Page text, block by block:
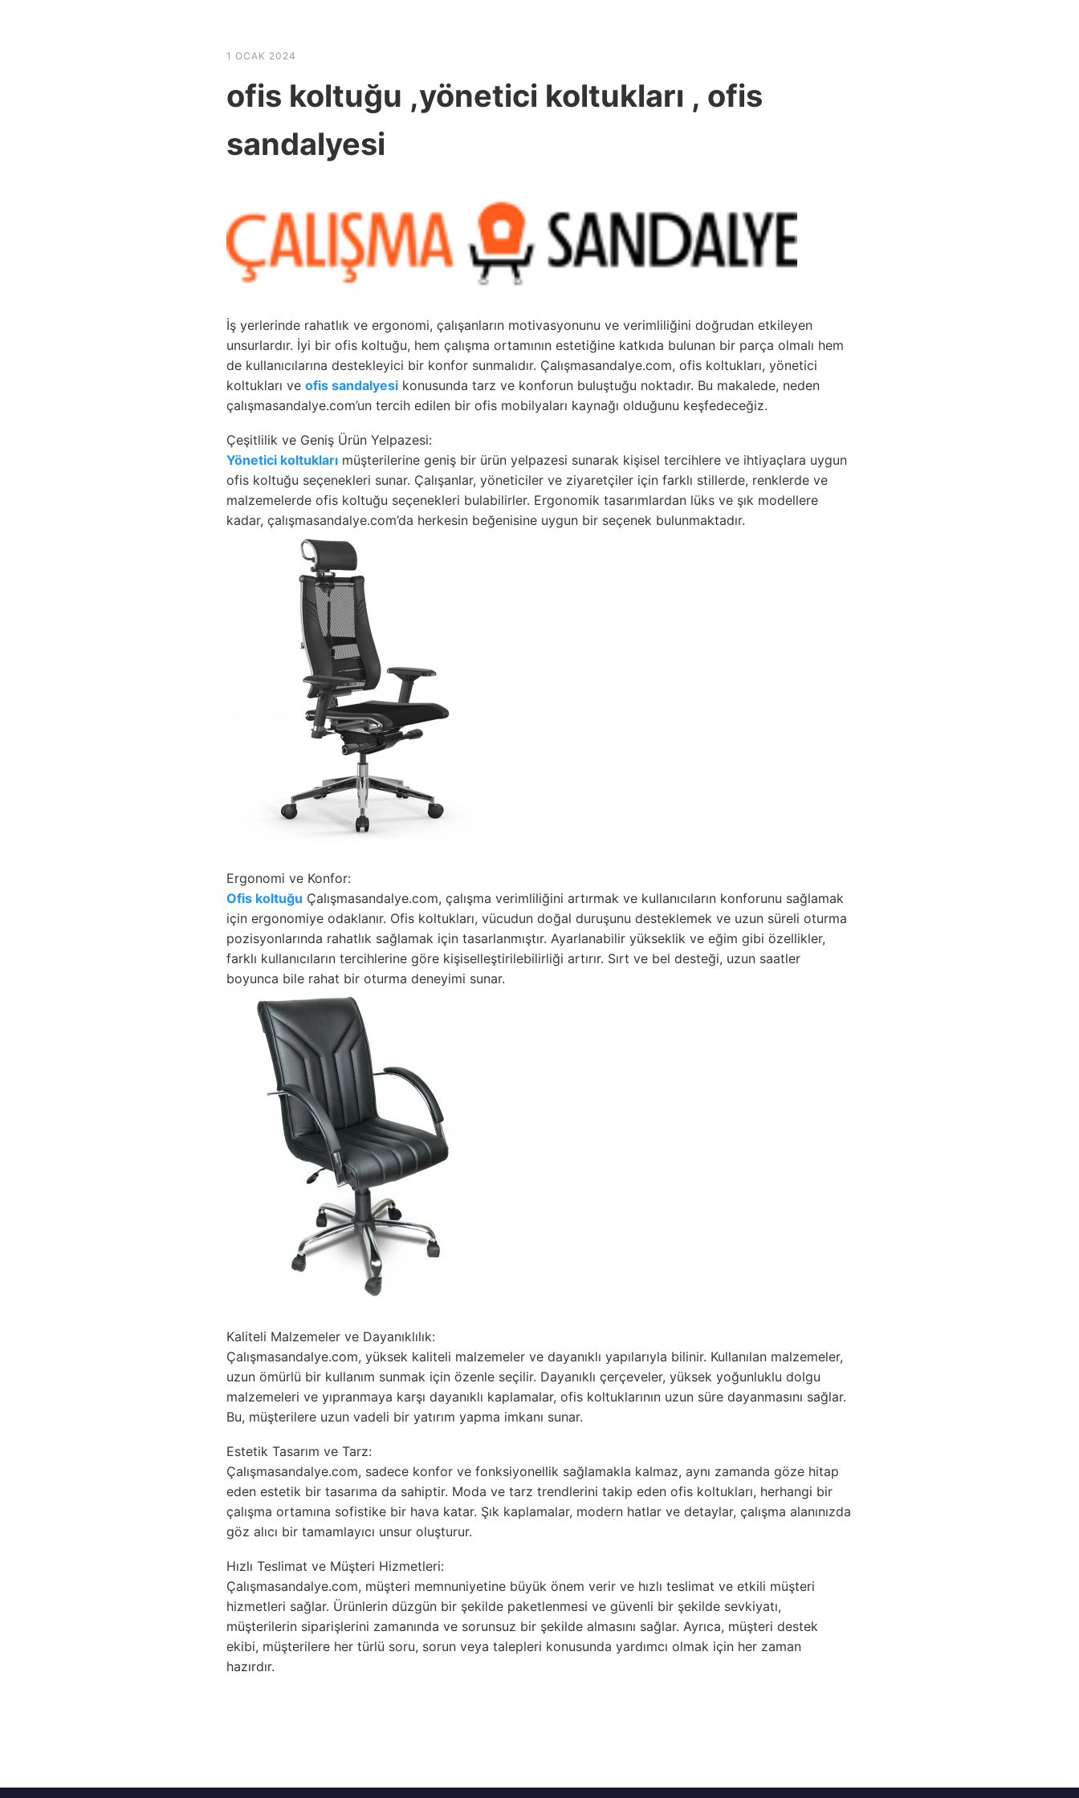
1 OCAK 2024
ofis koltuğu ,yönetici koltukları , ofis
sandalyesi
İş yerlerinde rahatlık ve ergonomi, çalışanların motivasyonunu ve verimliliğini doğrudan etkileyen
unsurlardır. İyi bir ofis koltuğu, hem çalışma ortamının estetiğine katkıda bulunan bir parça olmalı hem
de kullanıcılarına destekleyici bir konfor sunmalıdır. Çalışmasandalye.com, ofis koltukları, yönetici
koltukları ve ofis sandalyesi konusunda tarz ve konforun buluştuğu noktadır. Bu makalede, neden
çalışmasandalye.com’un tercih edilen bir ofis mobilyaları kaynağı olduğunu keşfedeceğiz.
Çeşitlilik ve Geniş Ürün Yelpazesi:
Yönetici koltukları müşterilerine geniş bir ürün yelpazesi sunarak kişisel tercihlere ve ihtiyaçlara uygun
ofis koltuğu seçenekleri sunar. Çalışanlar, yöneticiler ve ziyaretçiler için farklı stillerde, renklerde ve
malzemelerde ofis koltuğu seçenekleri bulabilirler. Ergonomik tasarımlardan lüks ve şık modellere
kadar, çalışmasandalye.com’da herkesin beğenisine uygun bir seçenek bulunmaktadır.
Ergonomi ve Konfor:
Ofis koltuğu Çalışmasandalye.com, çalışma verimliliğini artırmak ve kullanıcıların konforunu sağlamak
için ergonomiye odaklanır. Ofis koltukları, vücudun doğal duruşunu desteklemek ve uzun süreli oturma
pozisyonlarında rahatlık sağlamak için tasarlanmıştır. Ayarlanabilir yükseklik ve eğim gibi özellikler,
farklı kullanıcıların tercihlerine göre kişiselleştirilebilirliği artırır. Sırt ve bel desteği, uzun saatler
boyunca bile rahat bir oturma deneyimi sunar.
Kaliteli Malzemeler ve Dayanıklılık:
Çalışmasandalye.com, yüksek kaliteli malzemeler ve dayanıklı yapılarıyla bilinir. Kullanılan malzemeler,
uzun ömürlü bir kullanım sunmak için özenle seçilir. Dayanıklı çerçeveler, yüksek yoğunluklu dolgu
malzemeleri ve yıpranmaya karşı dayanıklı kaplamalar, ofis koltuklarının uzun süre dayanmasını sağlar.
Bu, müşterilere uzun vadeli bir yatırım yapma imkanı sunar.
Estetik Tasarım ve Tarz:
Çalışmasandalye.com, sadece konfor ve fonksiyonellik sağlamakla kalmaz, aynı zamanda göze hitap
eden estetik bir tasarıma da sahiptir. Moda ve tarz trendlerini takip eden ofis koltukları, herhangi bir
çalışma ortamına sofistike bir hava katar. Şık kaplamalar, modern hatlar ve detaylar, çalışma alanınızda
göz alıcı bir tamamlayıcı unsur oluşturur.
Hızlı Teslimat ve Müşteri Hizmetleri:
Çalışmasandalye.com, müşteri memnuniyetine büyük önem verir ve hızlı teslimat ve etkili müşteri
hizmetleri sağlar. Ürünlerin düzgün bir şekilde paketlenmesi ve güvenli bir şekilde sevkiyatı,
müşterilerin siparişlerini zamanında ve sorunsuz bir şekilde almasını sağlar. Ayrıca, müşteri destek
ekibi, müşterilere her türlü soru, sorun veya talepleri konusunda yardımcı olmak için her zaman
hazırdır.